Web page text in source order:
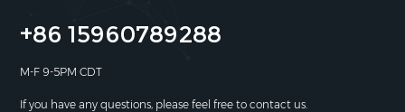
+86 15960789288
M-F 9-5PM CDT
If you have any questions, please feel free to contact us.